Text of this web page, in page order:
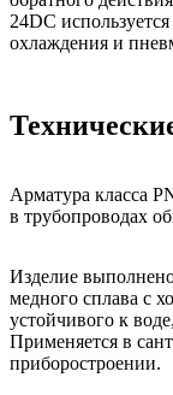
24DC
охлаждения и
Арматура класса
в трубопроводах
Изделие
медного сплава с
устойчивого к
Применяется в
приборостроении.